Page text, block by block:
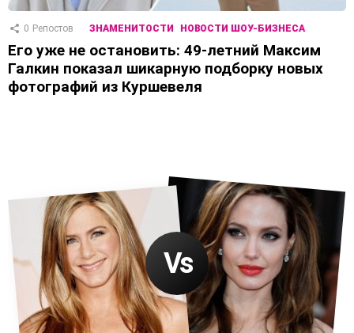
0 Репостов ЗНАМЕНИТОСТИ НОВОСТИ ШОУ-БИЗНЕСА
Его уже не остановить: 49-летний Максим
Галкин показал шикарную подборку новых
фотографий из Куршевеля